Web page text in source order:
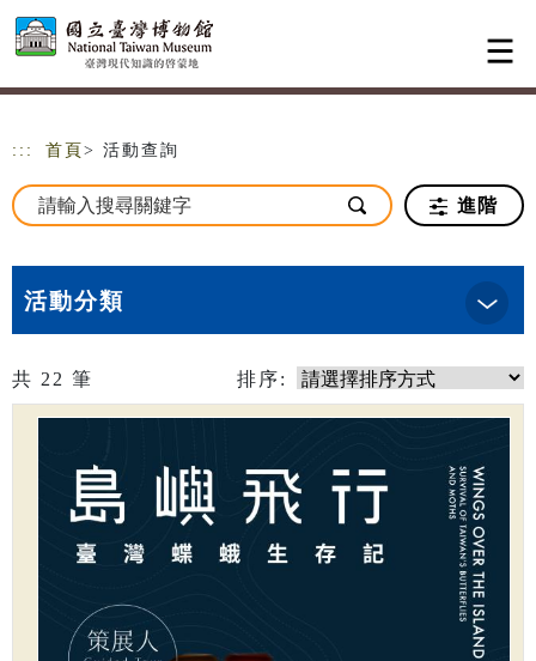
跳到主要內容
網站導覽
::: 首頁 > 活動查詢
進階
活動分類
共 22 筆 排序: